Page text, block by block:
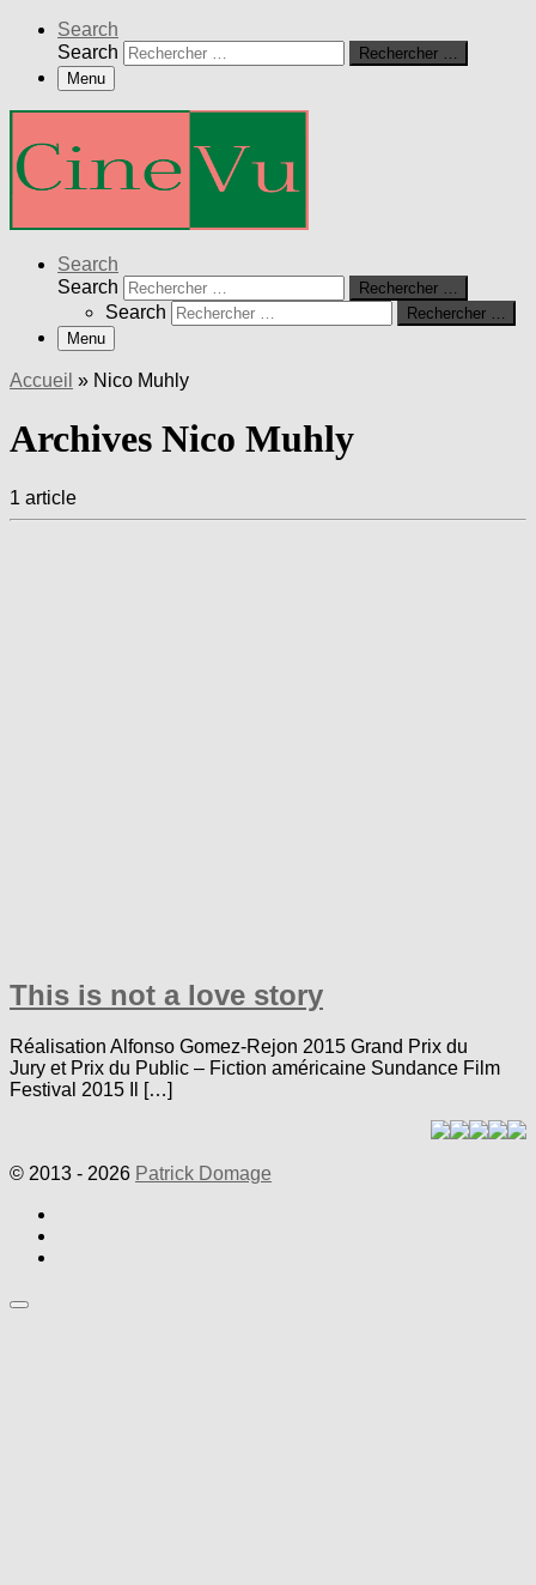
Search
Search
Rechercher …
Menu
Search
Search
Rechercher …
Search
Rechercher …
Menu
Accueil » Nico Muhly
Archives Nico Muhly
1 article
This is not a love story
Réalisation Alfonso Gomez-Rejon 2015 Grand Prix du
Jury et Prix du Public – Fiction américaine Sundance Film
Festival 2015 Il […]
© 2013 - 2026 Patrick Domage